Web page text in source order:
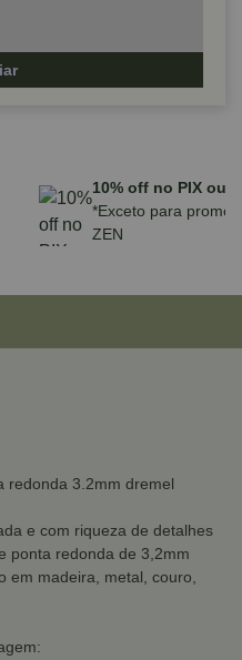
juros no cartão
redonda 3.2mm dremel
e com riqueza de detalhes
ponta redonda de 3,2mm
em madeira, metal, couro,